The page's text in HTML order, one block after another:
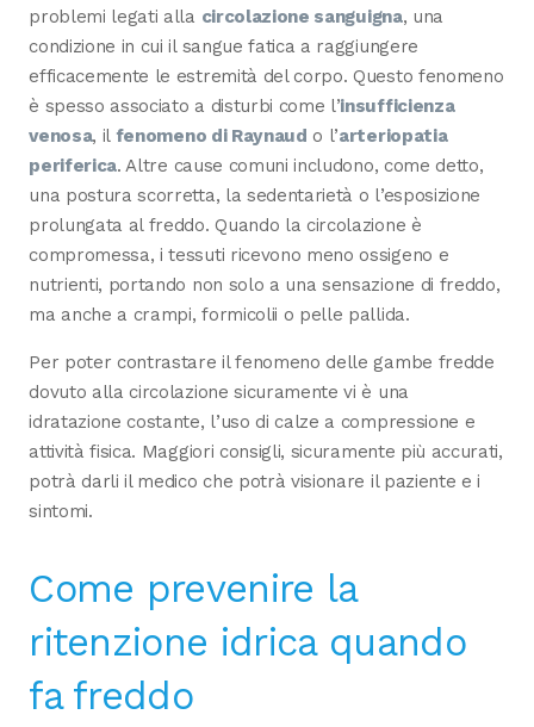
problemi legati alla circolazione sanguigna, una
condizione in cui il sangue fatica a raggiungere
efficacemente le estremità del corpo. Questo fenomeno
è spesso associato a disturbi come l’insufficienza
venosa, il fenomeno di Raynaud o l’arteriopatia
periferica. Altre cause comuni includono, come detto,
una postura scorretta, la sedentarietà o l’esposizione
prolungata al freddo. Quando la circolazione è
compromessa, i tessuti ricevono meno ossigeno e
nutrienti, portando non solo a una sensazione di freddo,
ma anche a crampi, formicolii o pelle pallida.
Per poter contrastare il fenomeno delle gambe fredde
dovuto alla circolazione sicuramente vi è una
idratazione costante, l’uso di calze a compressione e
attività fisica. Maggiori consigli, sicuramente più accurati,
potrà darli il medico che potrà visionare il paziente e i
sintomi.
Come prevenire la
ritenzione idrica quando
fa freddo